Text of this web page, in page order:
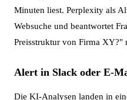
Minuten liest. Perplexity als
Websuche und beantwortet
Preisstruktur von Firma XY?"
Alert in Slack oder E-
Die KI-Analysen landen in